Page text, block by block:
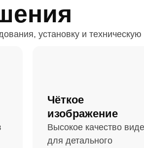
установку и
Чёткое
изображение
Высокое качество
для детального